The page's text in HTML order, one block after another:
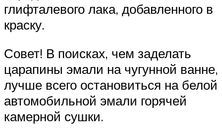
глифталевого лака, добавленного в
краску.
Совет! В поисках, чем заделать
царапины эмали на чугунной ванне,
лучше всего остановиться на белой
автомобильной эмали горячей
камерной сушки.